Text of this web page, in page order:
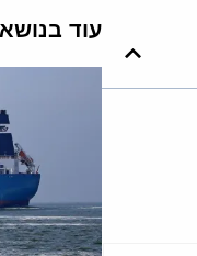
עוד בנושא